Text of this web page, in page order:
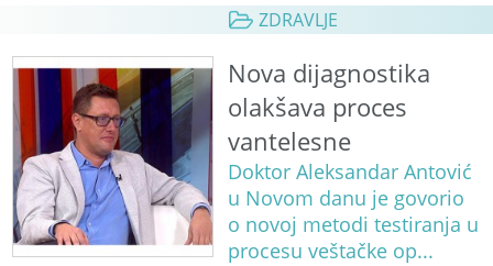
ZDRAVLJE
Nova dijagnostika
olakšava proces
vantelesne
Doktor Aleksandar Antović
u Novom danu je govorio
o novoj metodi testiranja u
procesu veštačke op...